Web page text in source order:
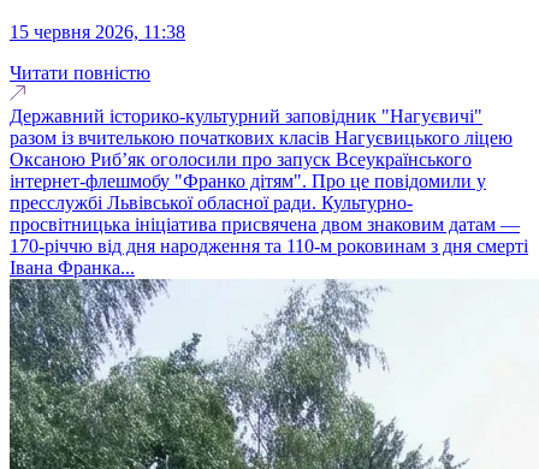
15 червня 2026, 11:38
Читати повністю
Державний історико-культурний заповідник "Нагуєвичі"
разом із вчителькою початкових класів Нагуєвицького ліцею
Оксаною Риб’як оголосили про запуск Всеукраїнського
інтернет-флешмобу "Франко дітям". Про це повідомили у
пресслужбі Львівської обласної ради. Культурно-
просвітницька ініціатива присвячена двом знаковим датам —
170-річчю від дня народження та 110-м роковинам з дня смерті
Івана Франка...